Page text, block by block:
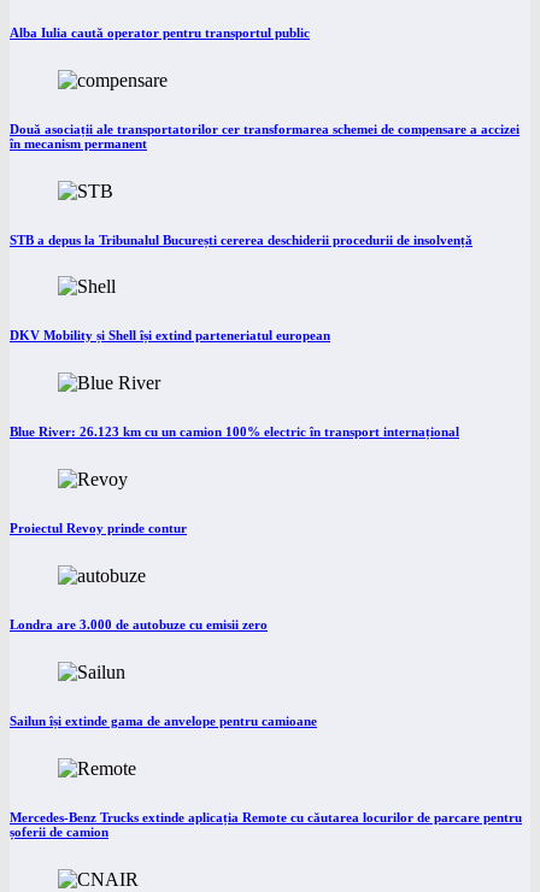
Alba Iulia caută operator pentru transportul public
Două asociații ale transportatorilor cer transformarea schemei de compensare a accizei
în mecanism permanent
STB a depus la Tribunalul București cererea deschiderii procedurii de insolvență
DKV Mobility și Shell își extind parteneriatul european
Blue River: 26.123 km cu un camion 100% electric în transport internațional
Proiectul Revoy prinde contur
Londra are 3.000 de autobuze cu emisii zero
Sailun își extinde gama de anvelope pentru camioane
Mercedes-Benz Trucks extinde aplicația Remote cu căutarea locurilor de parcare pentru
șoferii de camion